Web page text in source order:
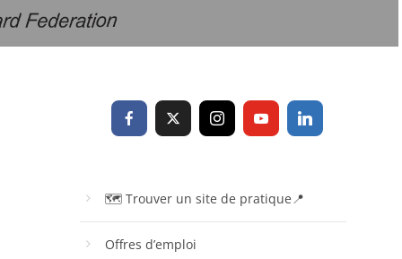
🗺 Trouver un site de pratique📍
Offres d’emploi